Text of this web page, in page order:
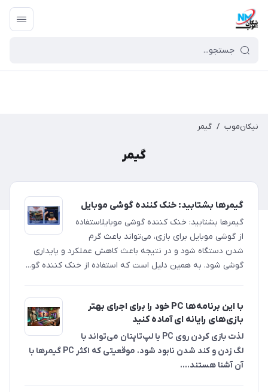
نیکان‌موب / گیمر
گیمر
گیمرها بشتابید: خنک کننده گوشی موبایل
گیمرها بشتابید: خنک کننده گوشی موبایلاستفاده
از گوشی موبایل برای بازی، می‌تواند باعث گرم
شدن دستگاه شود و در نتیجه باعث کاهش عملکرد و پایداری
گوشی شود. به همین دلیل است که استفاده از خنک کننده گو...
با این برنامه‌ها PC خود را برای اجرای بهتر
بازی‌های رایانه ای آماده کنید
لذت بازی کردن روی PC یا لپ‌تاپتان می‌تواند با
لگ زدن و کند شدن نابود شود. موقعیتی که اکثر PC گیمرها با
آن آشنا هستند....